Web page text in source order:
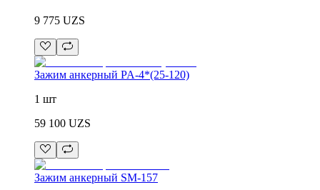
9 775 UZS
Зажим анкерный PA-4*(25-120)
1 шт
59 100 UZS
Зажим анкерный SM-157